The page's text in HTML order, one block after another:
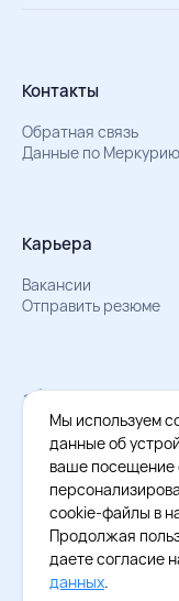
Контакты
Обратная связь
Данные по Меркурию
Карьера
Вакансии
Отправить резюме
Мы в Телеграм
Документы об
Охрана труда –
Мы используем
данные об
ваше посещение
cookie-файлы в
Продолжая
даете согласие
данных.